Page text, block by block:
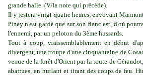
grande halle. (V/la note qui précède).
Il y restera vingt-quatre heures, envoyant
Piney n'est gardé que sur son flanc est, d'où
l'ennemi, par un peloton du 3ème hussards.
Tout à coup, vraissemblablement en début
divergent, une troupe d'une cinquantaine de
venue de la forêt d'Orient par la route de
abattues, en hurlant et tirant des coups de feu.